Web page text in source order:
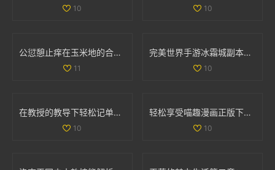
10 10
公愆憩止痒在玉米地的合法性解析与相关问题探讨
11
完美世界手游冰霜城副本高效通关技巧全面解析攻略
10
在教授的教导下轻松记单词的趣味电影推荐
10
轻松享受喵趣漫画正版下载，探索猫咪世界的乐趣
10